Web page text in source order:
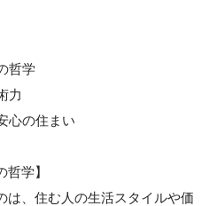
哲学
力
心の住まい
哲学】
は、住む人の生活スタイルや価